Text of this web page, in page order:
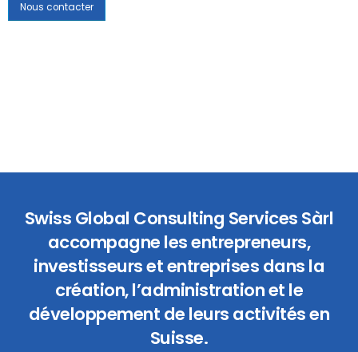
Nous contacter
Swiss Global Consulting Services Sàrl
accompagne les entrepreneurs,
investisseurs et entreprises dans la
création, l’administration et le
développement de leurs activités en
Suisse.